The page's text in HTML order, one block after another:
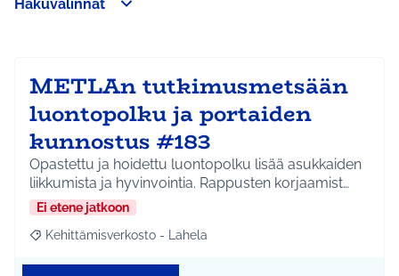
Hakuvalinnat
−
METLAn tutkimusmetsään
luontopolku ja portaiden
kunnostus #183
Opastettu ja hoidettu luontopolku lisää asukkaiden
liikkumista ja hyvinvointia. Rappusten korjaamist…
Ei etene jatkoon
Rajaa tulokset aihepiirin mukaan: Kehittämisverkosto - Lahela
Kehittämisverkosto - Lahela